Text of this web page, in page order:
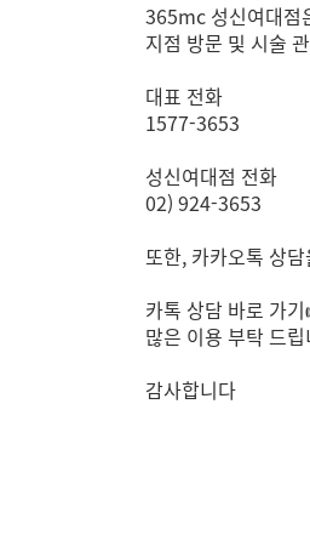
365mc 성신여대점
지점 방문 및 시술
대표 전화
1577-3653
성신여대점 전화
02) 924-3653
또한, 카카오톡 상
카톡 상담 바로 가
많은 이용 부탁 드
감사합니다